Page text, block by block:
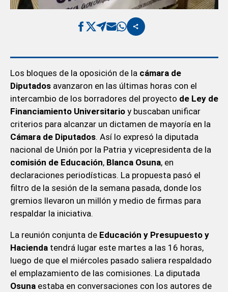
Los bloques de la oposición de la cámara de
Diputados avanzaron en las últimas horas con el
intercambio de los borradores del proyecto de Ley de
Financiamiento Universitarioy buscaban unificar
criterios para alcanzar un dictamen de mayoría en la
Cámara de Diputados. Así lo expresó la diputada
nacional de Unión por la Patria y vicepresidenta de la
comisión de Educación, Blanca Osuna, en
declaraciones periodísticas. La propuesta pasó el
filtro de la sesión de la semana pasada, donde los
gremios llevaron un millón y medio de firmas para
respaldar la iniciativa.
La reunión conjunta de Educación y Presupuesto y
Haciendatendrá lugar este martes a las 16 horas,
luego de que el miércoles pasado saliera respaldado
el emplazamiento de las comisiones. La diputada
Osunaestaba en conversaciones con los autores de